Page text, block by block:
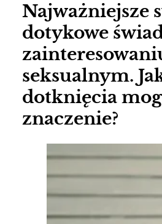
Najważniejsze
dotykowe
seksualnym.
dotknięcia
znaczenie?